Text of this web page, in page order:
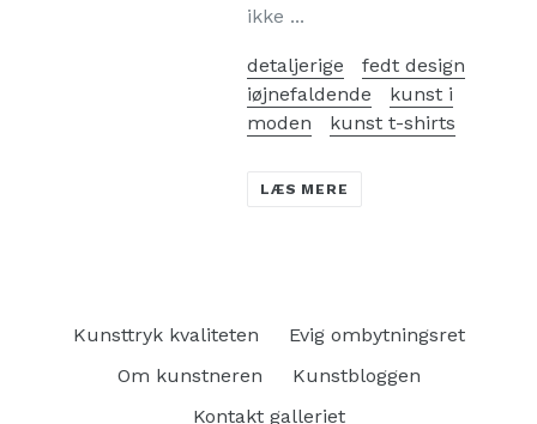
ikke ...
detaljerige
fedt design
iøjnefaldende
kunst i
moden
kunst t-shirts
LÆS MERE
Kunsttryk kvaliteten
Evig ombytningsret
Om kunstneren
Kunstbloggen
Kontakt galleriet